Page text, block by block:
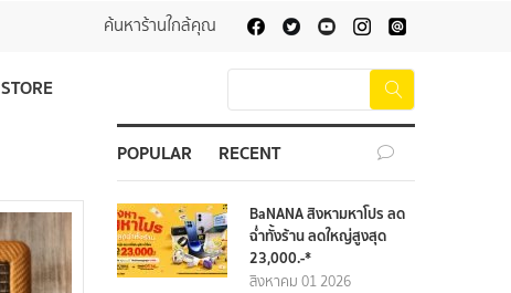
ค้นหาร้านใกล้คุณ
STORE
POPULAR RECENT
BaNANA สิงหามหาโปร ลด
ฉ่ำทั้งร้าน ลดใหญ่สูงสุด
23,000.-*
สิงหาคม 01 2026